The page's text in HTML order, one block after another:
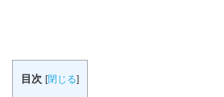
目次 [閉じる]